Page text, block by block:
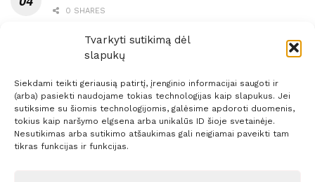
Tvarkyti sutikimą dėl
slapukų
Siekdami teikti geriausią patirtį, įrenginio informacijai saugoti ir
(arba) pasiekti naudojame tokias technologijas kaip slapukus. Jei
sutiksime su šiomis technologijomis, galėsime apdoroti duomenis,
tokius kaip naršymo elgsena arba unikalūs ID šioje svetainėje.
Nesutikimas arba sutikimo atšaukimas gali neigiamai paveikti tam
tikras funkcijas ir funkcijas.
0 SHARES
Ašaromis baigęsis užėjimas į piceriją
0 SHARES
Prenumerata Reklama